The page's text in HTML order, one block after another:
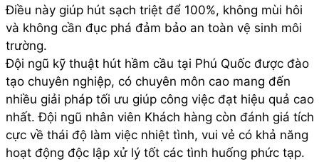
Điều này giúp hút sạch triệt để 100%, không mùi hôi
và không cần đục phá đảm bảo an toàn vệ sinh môi
trường.
Đội ngũ kỹ thuật hút hầm cầu tại Phú Quốc được đào
tạo chuyên nghiệp, có chuyên môn cao mang đến
nhiều giải pháp tối ưu giúp công việc đạt hiệu quả cao
nhất. Đội ngũ nhân viên Khách hàng còn đánh giá tích
cực về thái độ làm việc nhiệt tình, vui vẻ có khả năng
hoạt động độc lập xử lý tốt các tình huống phức tạp.